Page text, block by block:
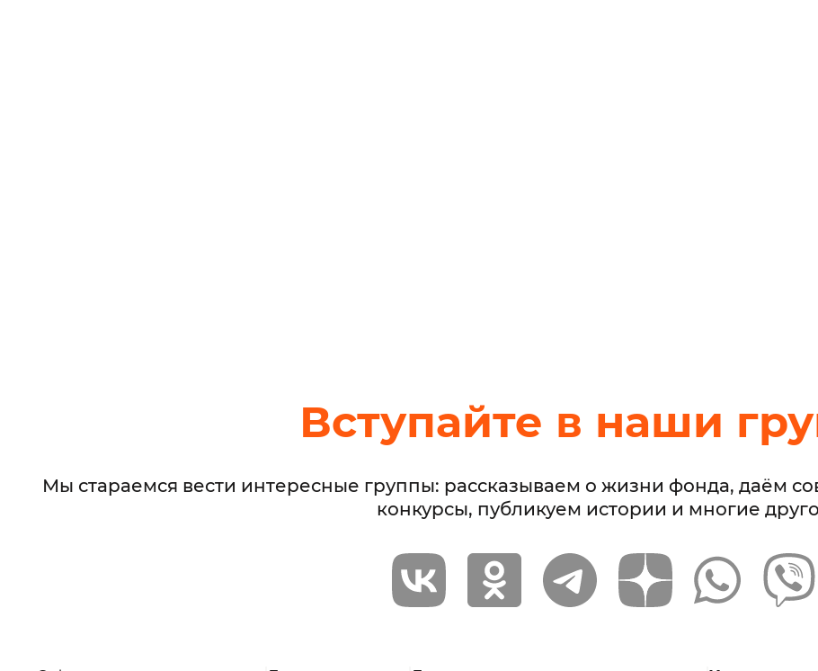
Вступайте в наши
Мы стараемся вести интересные группы: рассказываем о жизни фонда, даём
конкурсы, публикуем истории и многие